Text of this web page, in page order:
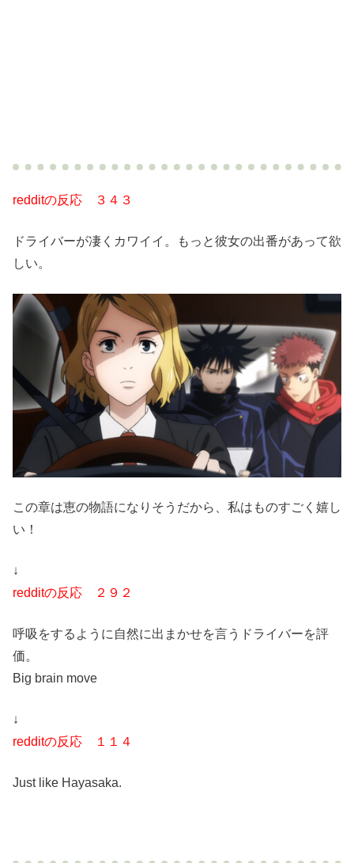
redditの反応 ３４３
ドライバーが凄くカワイイ。もっと彼女の出番があって欲
しい。
この章は恵の物語になりそうだから、私はものすごく嬉し
い！
↓
redditの反応 ２９２
呼吸をするように自然に出まかせを言うドライバーを評
価。
Big brain move
↓
redditの反応 １１４
Just like Hayasaka.